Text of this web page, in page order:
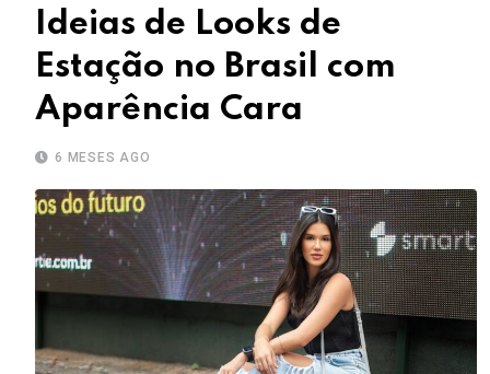
Ideias de Looks de
Estação no Brasil com
Aparência Cara
6 MESES AGO